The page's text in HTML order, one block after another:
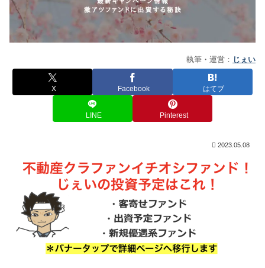
執筆・運営： じぇい
X Facebook はてブ
LINE Pinterest
2023.05.08